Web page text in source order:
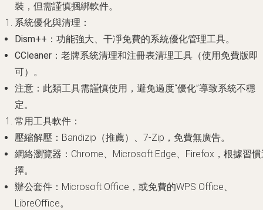
裝，但需謹慎捆綁軟件。
系統優化與清理 ：
Dism++ ：功能強大、干凈免費的系統優化管理工具。
CCleaner ：老牌系統清理和注冊表清理工具（使用免費版即
可）。
注意 ：此類工具需謹慎使用，避免過度“優化”導致系統不穩
定。
常用工具軟件 ：
壓縮解壓 ：Bandizip（推薦）、7-Zip，免費無廣告。
網絡瀏覽器 ：Chrome、Microsoft Edge、Firefox，根據習
擇。
辦公套件 ：Microsoft Office，或免費的WPS Office、
LibreOffice。